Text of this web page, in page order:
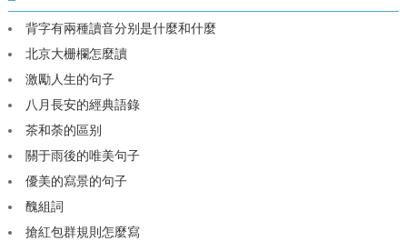
背字有兩種讀音分别是什麼和什麼
北京大栅欄怎麼讀
激勵人生的句子
八月長安的經典語錄
茶和荼的區别
關于雨後的唯美句子
優美的寫景的句子
醜組詞
搶紅包群規則怎麼寫